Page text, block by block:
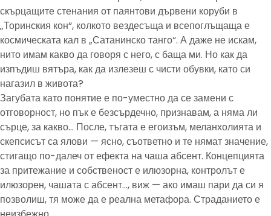
скърцащите стенания от паянтови дървени коруби в
„Торинския кон“, колкото вездесъща и всепоглъщаща е
космическата кал в „Сатанинско танго“. А даже не искам,
нито имам какво да говоря с него, с баща ми. Но как да
изпъдиш вятъра, как да излезеш с чисти обувки, като си
нагазил в живота?
Загубата като понятие е по-уместно да се замени с
отговорност, но пък е безсърдечно, признавам, а няма ли
сърце, за какво… После, тъгата е егоизъм, меланхолията и
скепсисът са ялови — ясно, съответно и те нямат значение,
стигащо по-далеч от ефекта на чаша абсент. Концепцията
за притежание и собственост е илюзорна, контролът е
илюзорен, чашата с абсент…, виж — ако имаш пари да си я
позволиш, тя може да е реална метафора. Страданието е